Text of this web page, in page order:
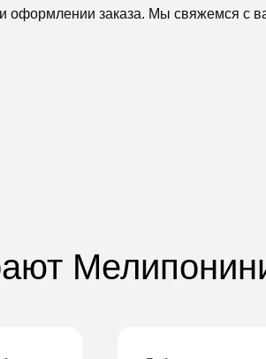
оформлении заказа. Мы свяжемся с